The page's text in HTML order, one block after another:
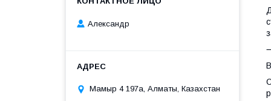
Александр
Мамыр 4 197а, Алматы, Казахстан